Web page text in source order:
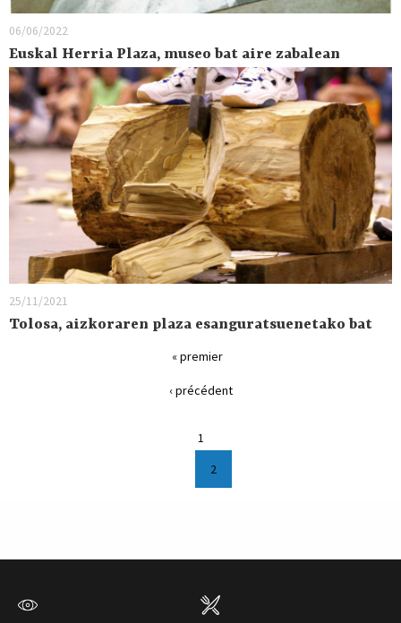
06/06/2022
Euskal Herria Plaza, museo bat aire zabalean
25/11/2021
Tolosa, aizkoraren plaza esanguratsuenetako bat
« premier
‹ précédent
1
2